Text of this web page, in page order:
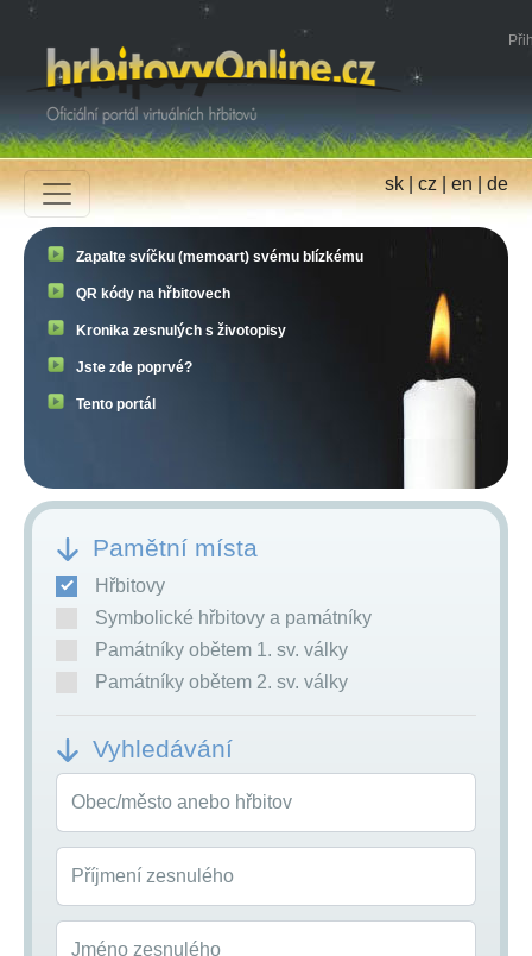
sk|cz|en|de
Zapalte svíčku (memoart) svému blízkému
QR kódy na hřbitovech
Kronika zesnulých s životopisy
Jste zde poprvé?
Tento portál
Pamětní místa
Hřbitovy
Symbolické hřbitovy a památníky
Památníky obětem 1. sv. války
Památníky obětem 2. sv. války
Vyhledávání
Obec/město anebo hřbitov
Příjmení zesnulého
Jméno zesnulého